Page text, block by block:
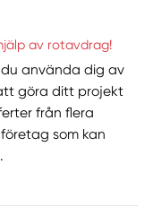
av rotavdrag!
använda dig av
göra ditt projekt
från flera
som kan